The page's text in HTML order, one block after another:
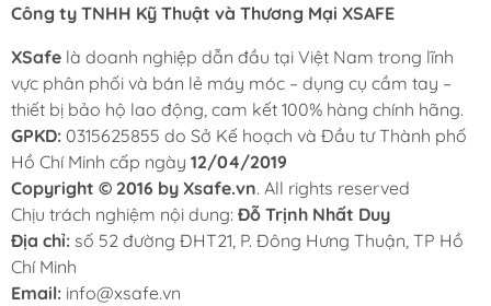
Công ty TNHH Kỹ Thuật và Thương Mại XSAFE
XSafe là doanh nghiệp dẫn đầu tại Việt Nam trong lĩnh
vực phân phối và bán lẻ máy móc – dụng cụ cầm tay –
thiết bị bảo hộ lao động, cam kết 100% hàng chính hãng.
GPKD: 0315625855 do Sở Kế hoạch và Đầu tư Thành phố
Hồ Chí Minh cấp ngày 12/04/2019
Copyright © 2016 by Xsafe.vn. All rights reserved
Chịu trách nghiệm nội dung: Đỗ Trịnh Nhất Duy
Địa chỉ: số 52 đường ĐHT21, P. Đông Hưng Thuận, TP Hồ
Chí Minh
Email: info@xsafe.vn